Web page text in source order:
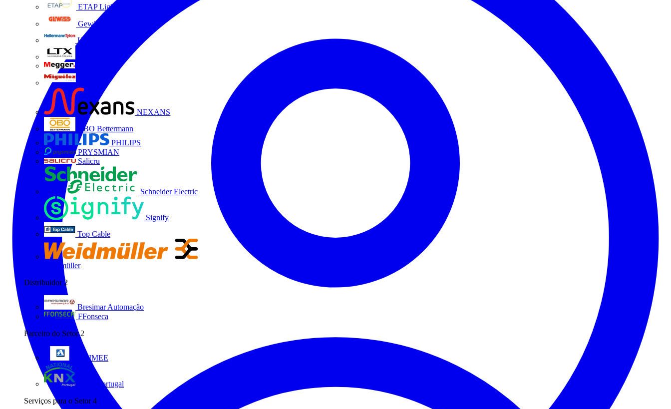
ETAP Lighting
Gewiss
HellermannTyton
NEXANS
OBO Bettermann
PHILIPS
PRYSMIAN
Salicru
Schneider Electric
Signify
Top Cable
Weidmüller
Distribuidor 2
Bresimar Automação
FFonseca
Parceiro do Setor 2
ANIMEE
KNX Portugal
Serviços para o Setor 4